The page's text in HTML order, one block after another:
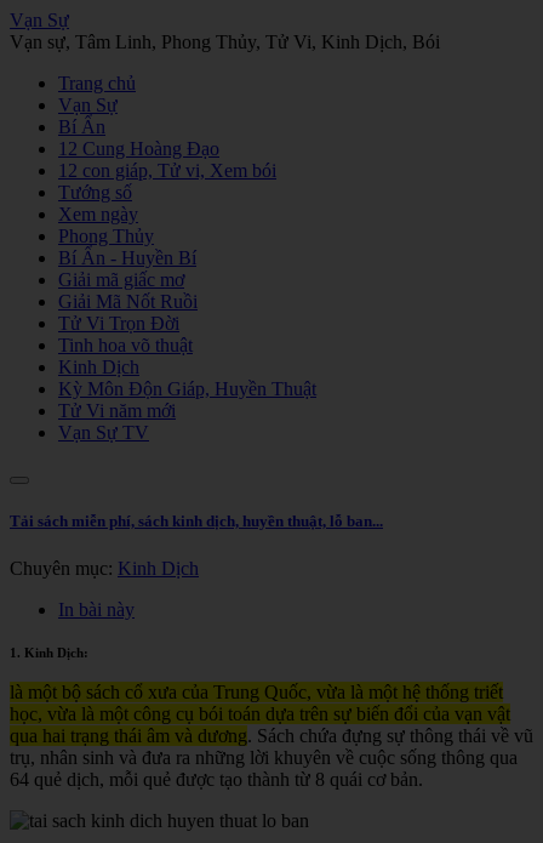
Vạn Sự
Vạn sự, Tâm Linh, Phong Thủy, Tử Vi, Kinh Dịch, Bói
Trang chủ
Vạn Sự
Bí Ẩn
12 Cung Hoàng Đạo
12 con giáp, Tử vi, Xem bói
Tướng số
Xem ngày
Phong Thủy
Bí Ẩn - Huyền Bí
Giải mã giấc mơ
Giải Mã Nốt Ruồi
Tử Vi Trọn Đời
Tinh hoa võ thuật
Kinh Dịch
Kỳ Môn Độn Giáp, Huyền Thuật
Tử Vi năm mới
Vạn Sự TV
Tải sách miễn phí, sách kinh dịch, huyền thuật, lỗ ban...
Chuyên mục: Kinh Dịch
In bài này
1. Kinh Dịch:
là một bộ sách cổ xưa của Trung Quốc, vừa là một hệ thống triết
học, vừa là một công cụ bói toán dựa trên sự biến đổi của vạn vật
qua hai trạng thái âm và dương. Sách chứa đựng sự thông thái về vũ
trụ, nhân sinh và đưa ra những lời khuyên về cuộc sống thông qua
64 quẻ dịch, mỗi quẻ được tạo thành từ 8 quái cơ bản.